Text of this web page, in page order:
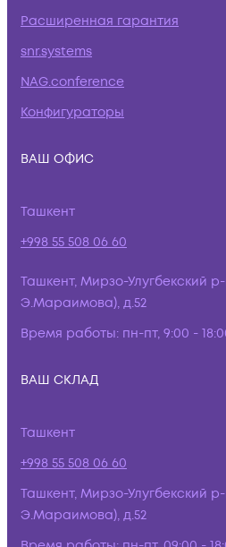
Расширенная гарантия
snr.systems
NAG.conference
Конфигураторы
ВАШ ОФИС
Ташкент
+998 55 508 06 60
Ташкент, Мирзо-Улугбекский
Э.Мараимова), д.52
Время работы: пн-пт, 9:00 -
ВАШ СКЛАД
Ташкент
+998 55 508 06 60
Ташкент, Мирзо-Улугбекский
Э.Мараимова), д.52